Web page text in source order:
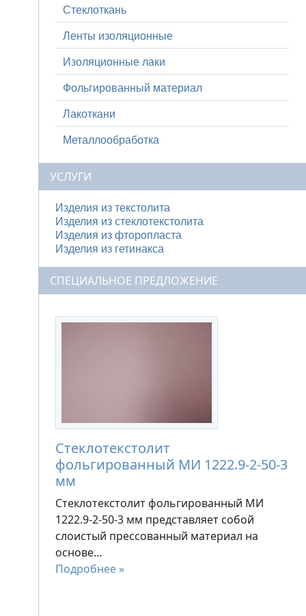
Стеклоткань
Ленты изоляционные
Изоляционные лаки
Фольгированный материал
Лакоткани
Металлообработка
УСЛУГИ
Изделия из текстолита
Изделия из стеклотекстолита
Изделия из фторопласта
Изделия из гетинакса
СПЕЦИАЛЬНОЕ ПРЕДЛОЖЕНИЕ
Стеклотекстолит
фольгированный МИ 1222.9-2-50-3
мм
Стеклотекстолит фольгированный МИ
1222.9-2-50-3 мм представляет собой
слоистый прессованный материал на
основе…
Подробнее »